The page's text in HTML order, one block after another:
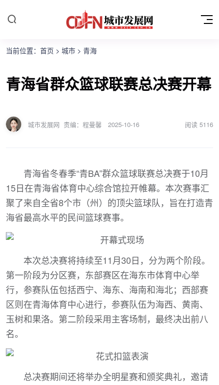
当前位置： 首页 > 城市 > 青海
青海省群众篮球联赛总决赛开幕
城市发展网 责编：程曼馨 2025-10-16 阅读 5116
青海省冬春季“青BA”群众篮球联赛总决赛于10月
15日在青海省体育中心综合馆拉开帷幕。本次赛事汇
聚了来自全省8个市（州）的顶尖篮球队，旨在打造青
海省最高水平的民间篮球赛事。
本次总决赛将持续至11月30日，分为两个阶段。
第一阶段为分区赛，东部赛区在海东市体育中心举
行，参赛队伍包括西宁、海东、海南和海北；西部赛
区则在青海体育中心进行，参赛队伍为海西、黄南、
玉树和果洛。第二阶段采用主客场制，最终决出前八
名。
总决赛期间还将举办全明星赛和颁奖典礼，邀请